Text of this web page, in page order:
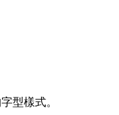
型樣式。